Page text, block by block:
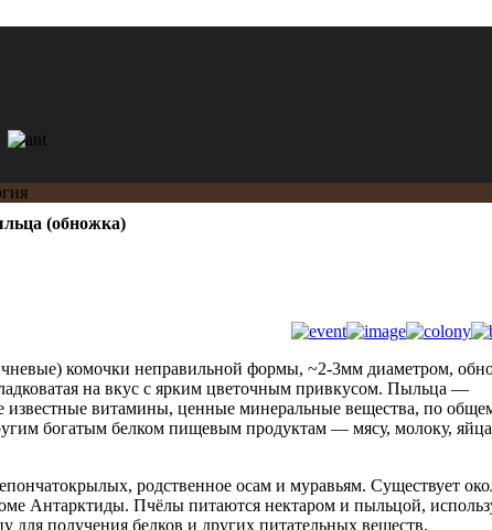
(обножка)
комочки неправильной формы, ~2-3мм диаметром,
на вкус с ярким цветочным привкусом. Пыльца —
известные витамины, ценные минеральные вещества, по
богатым белком пищевым продуктам — мясу, молоку,
родственное осам и муравьям. Существует
Антарктиды. Пчёлы питаются нектаром и пыльцой,
для получения белков и других питательных веществ.